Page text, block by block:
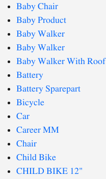
Baby Chair
Baby Product
Baby Walker
Baby Walker
Baby Walker With Roof
Battery
Battery Sparepart
Bicycle
Car
Career MM
Chair
Child Bike
CHILD BIKE 12"